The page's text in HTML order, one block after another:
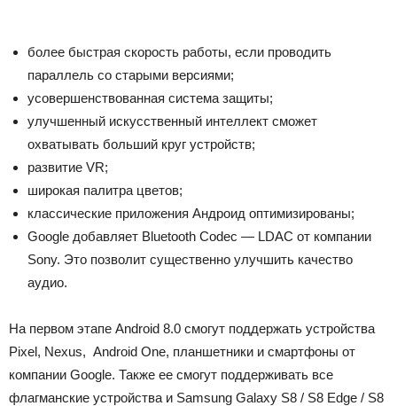
более быстрая скорость работы, если проводить
параллель со старыми версиями;
усовершенствованная система защиты;
улучшенный искусственный интеллект сможет
охватывать больший круг устройств;
развитие VR;
широкая палитра цветов;
классические приложения Андроид оптимизированы;
Google добавляет Bluetooth Codec — LDAC от компании
Sony. Это позволит существенно улучшить качество
аудио.
На первом этапе Android 8.0 смогут поддержать устройства
Pixel, Nexus, Android One, планшетники и смартфоны от
компании Google. Также ее смогут поддерживать все
флагманские устройства и Samsung Galaxy S8 / S8 Edge / S8